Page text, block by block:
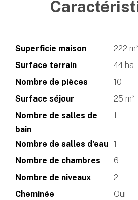
Superficie maison
222 m²
Surface terrain
44 ha
Nombre de pièces
10
Surface séjour
25 m²
Nombre de salles de
bain
1
Nombre de salles d'eau 1
Nombre de chambres
6
Nombre de niveaux
2
Cheminée
Oui